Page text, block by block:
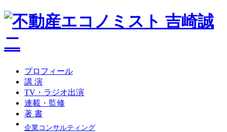
プロフィール
講 演
TV・ラジオ出演
連載・監修
著 書
企業コンサルティング